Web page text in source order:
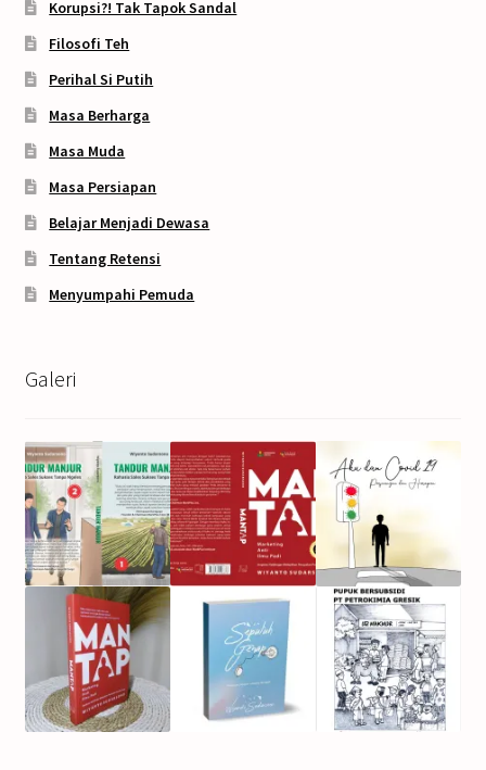
Korupsi?! Tak Tapok Sandal
Filosofi Teh
Perihal Si Putih
Masa Berharga
Masa Muda
Masa Persiapan
Belajar Menjadi Dewasa
Tentang Retensi
Menyumpahi Pemuda
Galeri